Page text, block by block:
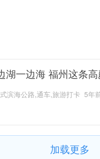
湖一边海 福州这条
滨海公路,通车,旅游打卡 5年
加载更多